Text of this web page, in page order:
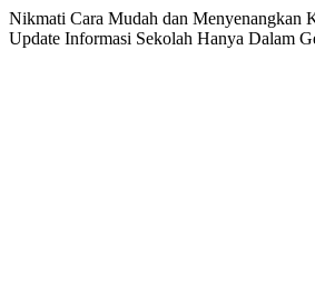
Nikmati Cara Mudah dan Menyenangkan
Update Informasi Sekolah Hanya Dalam